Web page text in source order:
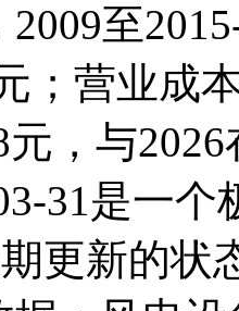
至
；营业成
元，与
31是一
更新的状